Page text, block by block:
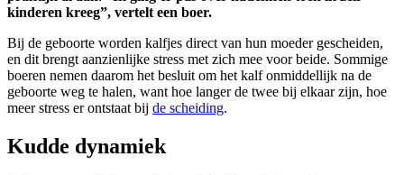
kinderen kreeg”, vertelt een boer.
Bij de geboorte worden kalfjes direct van hun moeder gescheiden,
en dit brengt aanzienlijke stress met zich mee voor beide. Sommige
boeren nemen daarom het besluit om het kalf onmiddellijk na de
geboorte weg te halen, want hoe langer de twee bij elkaar zijn, hoe
meer stress er ontstaat bij de scheiding.
Kudde dynamiek